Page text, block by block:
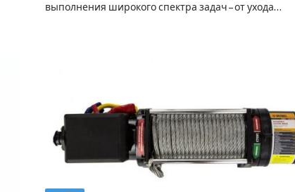
выполнения широкого спектра задач – от ухода…